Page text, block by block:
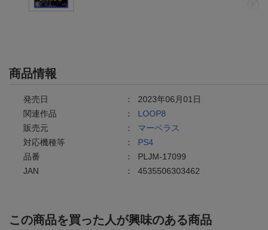
商品情報
発売日 ： 2023年06月01日
関連作品
： LOOP8
販売元
： マーベラス
対応機種等
： PS4
品番
： PLJM-17099
JAN
： 4535506303462
この商品を買った人が興味のある商品